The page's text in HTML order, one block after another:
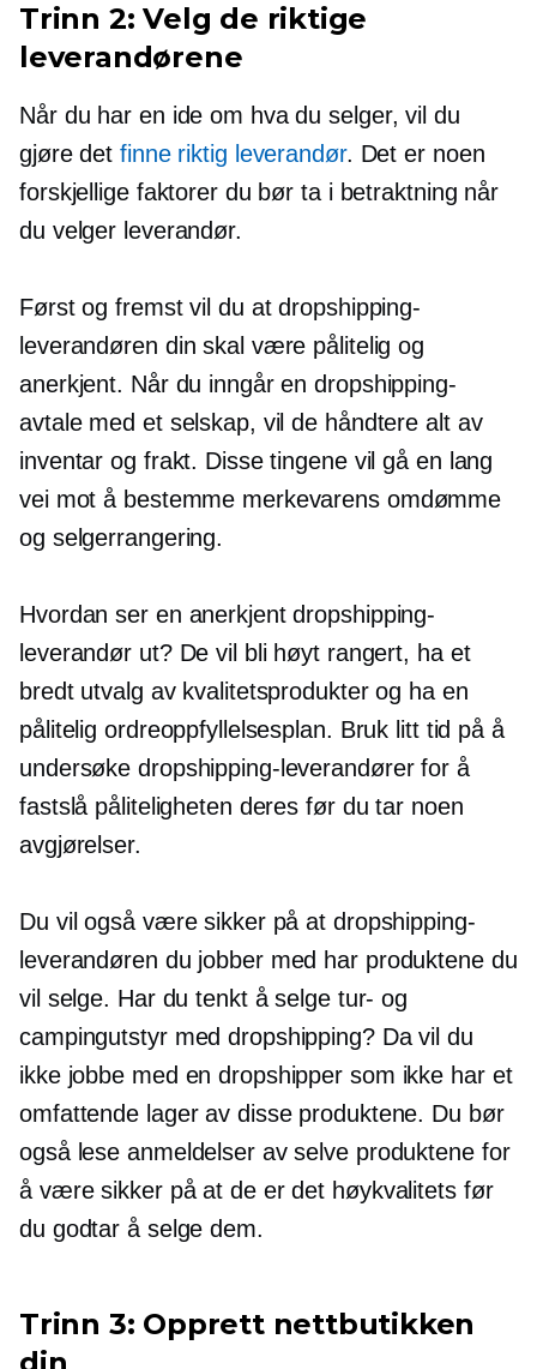
Trinn 2: Velg de riktige
leverandørene
Når du har en ide om hva du selger, vil du
gjøre detfinne riktig leverandør. Det er noen
forskjellige faktorer du bør ta i betraktning når
du velger leverandør.
Først og fremst vil du at dropshipping-
leverandøren din skal være pålitelig og
anerkjent. Når du inngår en dropshipping-
avtale med et selskap, vil de håndtere alt av
inventar og frakt. Disse tingene vil gå en lang
vei mot å bestemme merkevarens omdømme
og selgerrangering.
Hvordan ser en anerkjent dropshipping-
leverandør ut? De vil bli høyt rangert, ha et
bredt utvalg av kvalitetsprodukter og ha en
pålitelig ordreoppfyllelsesplan. Bruk litt tid på å
undersøke dropshipping-leverandører for å
fastslå påliteligheten deres før du tar noen
avgjørelser.
Du vil også være sikker på at dropshipping-
leverandøren du jobber med har produktene du
vil selge. Har du tenkt å selge tur- og
campingutstyr med dropshipping? Da vil du
ikke jobbe med en dropshipper som ikke har et
omfattende lager av disse produktene. Du bør
også lese anmeldelser av selve produktene for
å være sikker på at de er det høykvalitetsfør
du godtar å selge dem.
Trinn 3: Opprett nettbutikken